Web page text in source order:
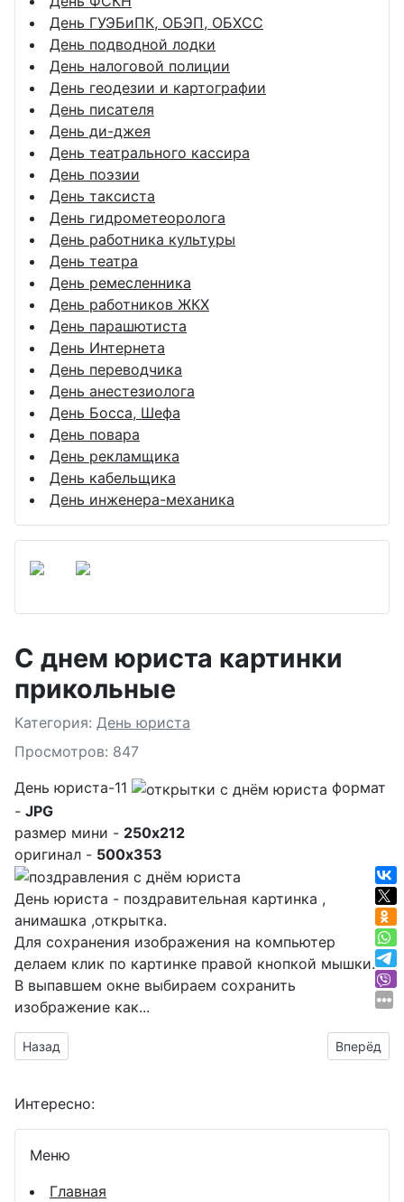
День ГУЭБиПК, ОБЭП, ОБХСС
День подводной лодки
День налоговой полиции
День геодезии и картографии
День писателя
День ди-джея
День театрального кассира
День поэзии
День таксиста
День гидрометеоролога
День работника культуры
День театра
День ремесленника
День работников ЖКХ
День парашютиста
День Интернета
День переводчика
День анестезиолога
День Босса, Шефа
День повара
День рекламщика
День кабельщика
День инженера-механика
С днем юриста картинки
прикольные
Подробности
Категория: День юриста
Просмотров: 847
День юриста-11
формат
- JPG
размер мини - 250x212
оригинал - 500x353
День юриста - поздравительная картинка ,
анимашка ,открытка.
Для сохранения изображения на компьютер
делаем клик по картинке правой кнопкой мышки.
В выпавшем окне выбираем сохранить
изображение как...
Предыдущий материал: Поздравление с днем юриста
Назад Вперёд
Интересно:
Меню
Главная